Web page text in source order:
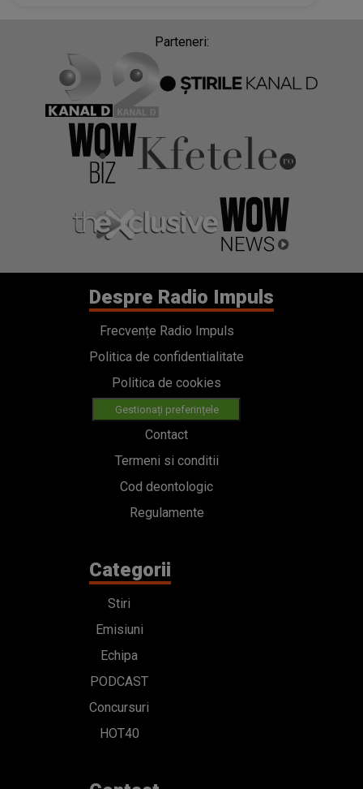
Parteneri:
Despre Radio Impuls
Frecvențe Radio Impuls
Politica de confidentialitate
Politica de cookies
Gestionați preferințele
Contact
Termeni si conditii
Cod deontologic
Regulamente
Categorii
Stiri
Emisiuni
Echipa
PODCAST
Concursuri
HOT40